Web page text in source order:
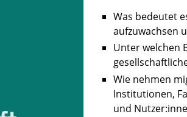
Was bedeutet
aufzuwachsen
Unter welchen
Wie nehmen
Institutionen,
und